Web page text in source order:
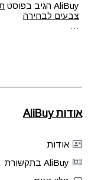
AliBuy הגיב בפוסט
צבעים לבחירה
…
אודות AliBuy
אודות
AliBuy בתקשורת